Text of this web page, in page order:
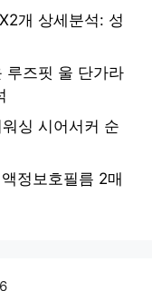
개 상세분석: 성
루즈핏 울 단가라
싱 시어서커 순
정보호필름 2매